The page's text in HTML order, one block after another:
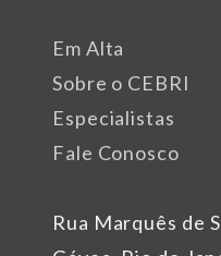
Rua Marquês de
Em Alta
Sobre o CEBRI
Especialistas
Fale Conosco